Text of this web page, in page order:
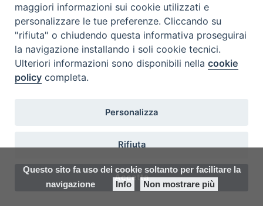
Questo sito fa uso dei cookie soltanto per facilitare la
navigazione
Info Non mostrare più
Orario di segreteria
lunedì 17.30-19.30
martedì 17.30-19.30
mercoledì 17.30-19.30
giovedì 17.30-19.30
venerdì chiuso
maggiori informazioni sui cookie utilizzati e
personalizzare le tue preferenze. Cliccando su
"rifiuta" o chiudendo questa informativa proseguirai
la navigazione installando i soli cookie tecnici.
Ulteriori informazioni sono disponibili nellacookie
policy completa.
Personalizza
Rifiuta
Accetta